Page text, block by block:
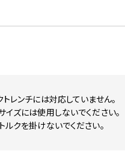
レンチには対応していません。
ズには使用しないでください。
クを掛けないでください。